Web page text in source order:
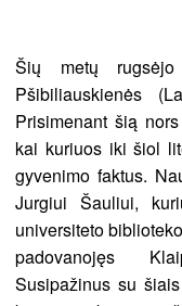
Šių metų
Pšibiliauskienės
Prisimenant šią
kai kuriuos iki šiol
gyvenimo faktus.
Jurgiui Šauliui,
universiteto
padovanojęs
Susipažinus su